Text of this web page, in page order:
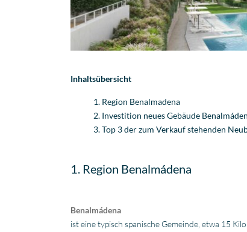
Inhaltsübersicht
Region Benalmadena
Investition neues Gebäude
Top 3 der zum Verkauf stehenden
1. Region Benalmádena
Benalmádena
ist eine typisch spanische Gemeinde, etwa 15